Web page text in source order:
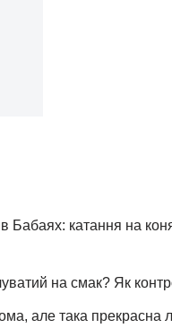
Бабаях: катання на
на смак? Як
але така прекрасна